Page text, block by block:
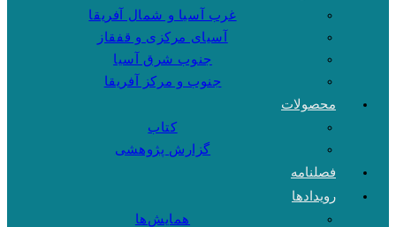
غرب آسیا و شمال آفریقا
آسیای مرکزی و قفقاز
جنوب شرق آسیا
جنوب و مرکز آفریقا
محصولات
کتاب
گزارش پژوهشی
فصلنامه
رویدادها
همایش‌ها